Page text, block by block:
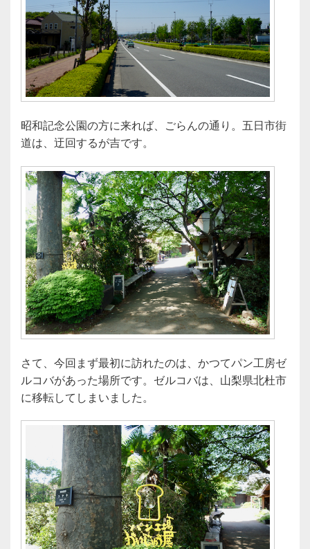
昭和記念公園の方に来れば、ごらんの通り。五日市街
道は、迂回するが吉です。
さて、今回まず最初に訪れたのは、かつてパン工房ゼ
ルコバがあった場所です。ゼルコバは、山梨県北杜市
に移転してしまいました。